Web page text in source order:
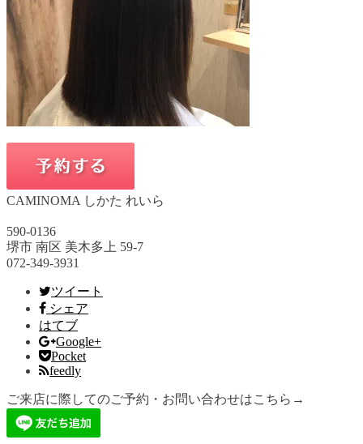
CAMINOMA しかた れいら
590-0136
堺市 南区 美木多上 59-7
072-349-3931
ツイート
シェア
はてブ
Google+
Pocket
feedly
ご来店に際してのご予約・お問い合わせはこちら→